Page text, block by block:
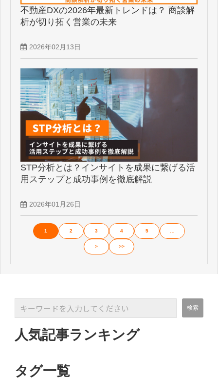
不動産DXの2026年最新トレンドは？ 商談解
析が切り拓く営業の未来
2026年02月13日
STP分析とは？インサイトを成果に繋げる活
用ステップと成功事例を徹底解説
2026年01月26日
1 2 3 4 5
> >>
人気記事ランキング
タグ一覧